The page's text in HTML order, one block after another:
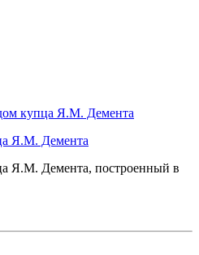
Я.М. Демента
Я.М. Демента, построенный в